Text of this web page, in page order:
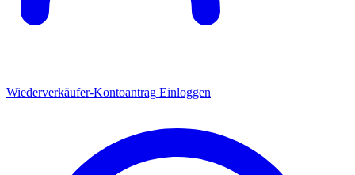
Wiederverkäufer-Kontoantrag Einloggen